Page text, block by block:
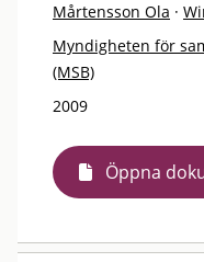
Mårtensson Ola ·
Myndigheten för
(MSB)
2009
Öppna